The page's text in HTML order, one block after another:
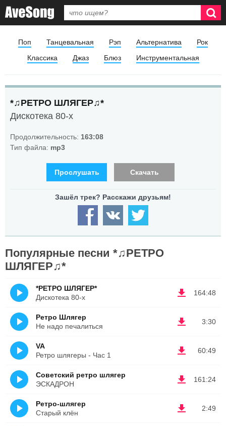
Поп Танцевальная Рэп Альтернатива
Рок
Классика
Джаз Блюз Инструментальная
*♫РЕТРО ШЛЯГЕР♫*
Дискотека 80-х
Продолжительность: 163:08
Тип файла: mp3
Прослушать Скачать
Популярные песни *♫РЕТРО
ШЛЯГЕР♫*
164:48
*РЕТРО ШЛЯГЕР*
Дискотека 80-х
3:30
Ретро Шлягер
Не надо печалиться
60:49
VA
Ретро шлягеры - Час 1
161:24
Советский ретро шлягер
ЭСКАДРОН
2:49
Ретро-шлягер
Старый клён